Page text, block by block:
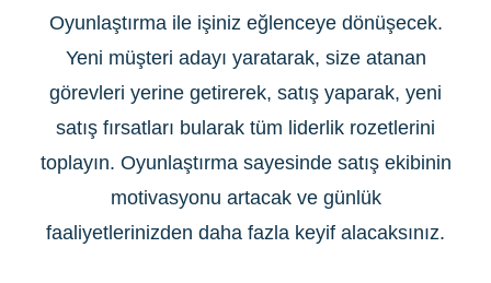
Oyunlaştırma ile işiniz eğlenceye dönüşecek.
Yeni müşteri adayı yaratarak, size atanan
görevleri yerine getirerek, satış yaparak, yeni
satış fırsatları bularak tüm liderlik rozetlerini
toplayın. Oyunlaştırma sayesinde satış ekibinin
motivasyonu artacak ve günlük
faaliyetlerinizden daha fazla keyif alacaksınız.